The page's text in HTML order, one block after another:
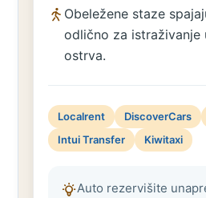
Obeležene staze
odlično za istraživanje
ostrva.
Localrent DiscoverCars
Intui Transfer
Kiwitaxi
Auto rezervišite